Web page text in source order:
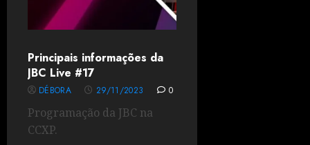
Principais informações da
JBC Live #17
DÉBORA 29/11/2023 0
Programação da JBC na
CCXP.